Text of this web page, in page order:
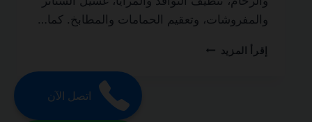
والمفروشات، وتعقيم الحمامات والمطابخ. كما…
إقرأ المزيد شركة
اتصل الآن